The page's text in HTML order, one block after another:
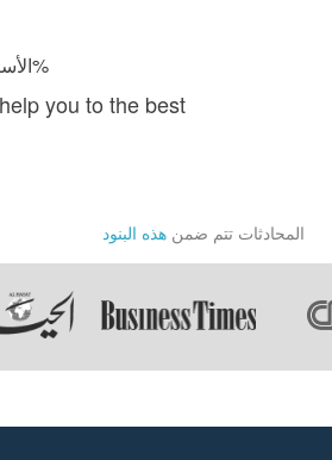
الأسئلة المجابة 4412 | نسبة الرضا 98.1%
you to the best
المحادثات تتم ضمن هذه البنود